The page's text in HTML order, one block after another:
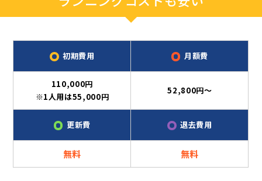
初期費用 月額費
110,000円
※1人用は55,000円
52,800円～
更新費 退去費用
無料 無料